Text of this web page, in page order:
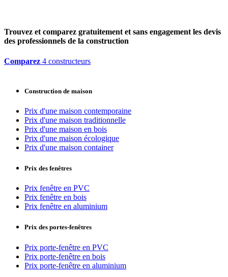
Trouvez et comparez gratuitement et sans engagement les devis
des professionnels de la construction
Comparez 4 constructeurs
Construction de maison
Prix d'une maison contemporaine
Prix d'une maison traditionnelle
Prix d'une maison en bois
Prix d'une maison écologique
Prix d'une maison container
Prix des fenêtres
Prix fenêtre en PVC
Prix fenêtre en bois
Prix fenêtre en aluminium
Prix des portes-fenêtres
Prix porte-fenêtre en PVC
Prix porte-fenêtre en bois
Prix porte-fenêtre en aluminium